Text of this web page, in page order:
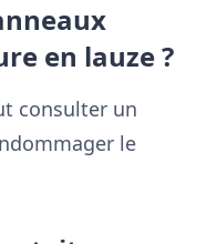
en lauze ?
consulter un
le